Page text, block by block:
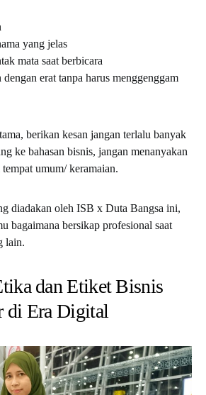
yang jelas
mata saat berbicara
erat tanpa harus menggenggam
berikan kesan jangan terlalu banyak
ke bahasan bisnis, jangan menanyakan
umum/ keramaian.
diadakan oleh ISB x Duta Bangsa ini,
bagaimana bersikap profesional saat
lain.
dan Etiket Bisnis
di Era Digital